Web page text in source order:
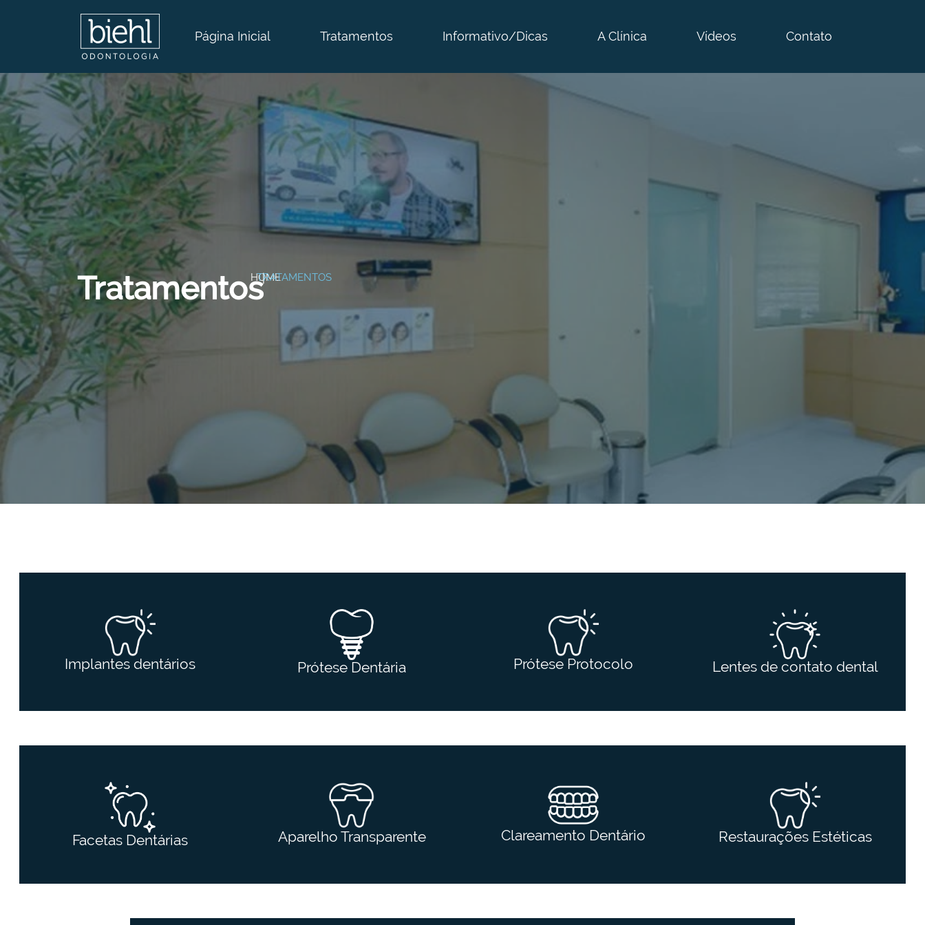
Página Inicial Tratamentos Informativo/Dicas A Clínica Vídeos Contato
TratamentosHOME
|
TRATAMENTOS
Implantes dentários Prótese Dentária Prótese Protocolo Lentes de contato dental
Facetas Dentárias Aparelho Transparente Clareamento Dentário Restaurações Estéticas